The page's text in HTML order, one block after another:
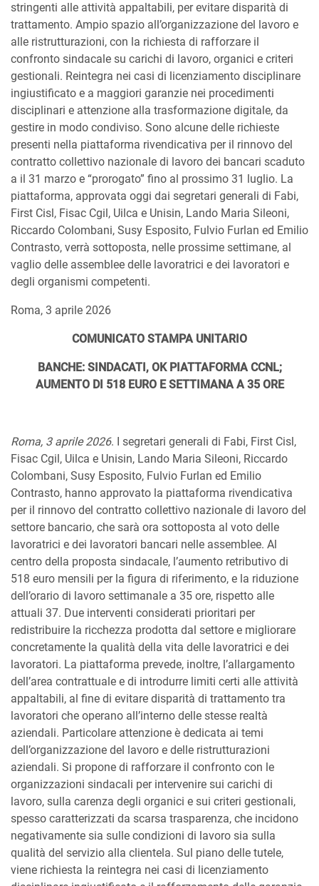
stringenti alle attività appaltabili, per evitare disparità di
trattamento. Ampio spazio all’organizzazione del lavoro e
alle ristrutturazioni, con la richiesta di rafforzare il
confronto sindacale su carichi di lavoro, organici e criteri
gestionali. Reintegra nei casi di licenziamento disciplinare
ingiustificato e a maggiori garanzie nei procedimenti
disciplinari e attenzione alla trasformazione digitale, da
gestire in modo condiviso. Sono alcune delle richieste
presenti nella piattaforma rivendicativa per il rinnovo del
contratto collettivo nazionale di lavoro dei bancari scaduto
a il 31 marzo e “prorogato” fino al prossimo 31 luglio. La
piattaforma, approvata oggi dai segretari generali di Fabi,
First Cisl, Fisac Cgil, Uilca e Unisin, Lando Maria Sileoni,
Riccardo Colombani, Susy Esposito, Fulvio Furlan ed Emilio
Contrasto, verrà sottoposta, nelle prossime settimane, al
vaglio delle assemblee delle lavoratrici e dei lavoratori e
degli organismi competenti.
Roma, 3 aprile 2026
COMUNICATO STAMPA UNITARIO
BANCHE: SINDACATI, OK PIATTAFORMA CCNL;
AUMENTO DI 518 EURO E SETTIMANA A 35 ORE
Roma, 3 aprile 2026. I segretari generali di Fabi, First Cisl,
Fisac Cgil, Uilca e Unisin, Lando Maria Sileoni, Riccardo
Colombani, Susy Esposito, Fulvio Furlan ed Emilio
Contrasto, hanno approvato la piattaforma rivendicativa
per il rinnovo del contratto collettivo nazionale di lavoro del
settore bancario, che sarà ora sottoposta al voto delle
lavoratrici e dei lavoratori bancari nelle assemblee. Al
centro della proposta sindacale, l’aumento retributivo di
518 euro mensili per la figura di riferimento, e la riduzione
dell’orario di lavoro settimanale a 35 ore, rispetto alle
attuali 37. Due interventi considerati prioritari per
redistribuire la ricchezza prodotta dal settore e migliorare
concretamente la qualità della vita delle lavoratrici e dei
lavoratori. La piattaforma prevede, inoltre, l’allargamento
dell’area contrattuale e di introdurre limiti certi alle attività
appaltabili, al fine di evitare disparità di trattamento tra
lavoratori che operano all’interno delle stesse realtà
aziendali. Particolare attenzione è dedicata ai temi
dell’organizzazione del lavoro e delle ristrutturazioni
aziendali. Si propone di rafforzare il confronto con le
organizzazioni sindacali per intervenire sui carichi di
lavoro, sulla carenza degli organici e sui criteri gestionali,
spesso caratterizzati da scarsa trasparenza, che incidono
negativamente sia sulle condizioni di lavoro sia sulla
qualità del servizio alla clientela. Sul piano delle tutele,
viene richiesta la reintegra nei casi di licenziamento